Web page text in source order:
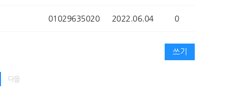
01029635020 2022.06.04 0
쓰기
다음